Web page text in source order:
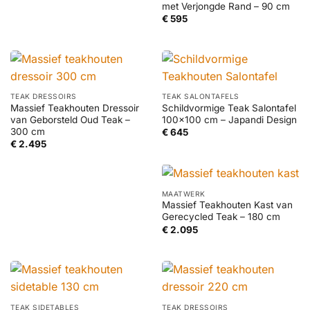
met Verjongde Rand – 90 cm
€595
TEAK DRESSOIRS
Massief Teakhouten Dressoir
van Geborsteld Oud Teak –
300 cm
€2.495
TEAK SALONTAFELS
Schildvormige Teak Salontafel
100×100 cm – Japandi Design
€645
MAATWERK
Massief Teakhouten Kast van
Gerecycled Teak – 180 cm
€2.095
TEAK SIDETABLES TEAK DRESSOIRS